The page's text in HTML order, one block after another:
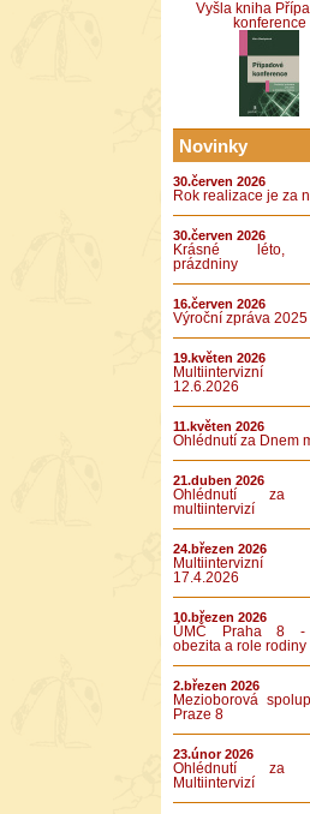
Vyšla kniha
konference
Novinky
30.červen 2026
Rok realizace je za
30.červen 2026
Krásné léto,
prázdniny
16.červen 2026
Výroční zpráva 2025
19.květen 2026
Multiintervizní
12.6.2026
11.květen 2026
Ohlédnutí za Dnem
21.duben 2026
Ohlédnutí za
multiintervizí
24.březen 2026
Multiintervizní
17.4.2026
10.březen 2026
ÚMČ Praha 8 -
obezita a role rodiny
2.březen 2026
Mezioborová
Praze 8
23.únor 2026
Ohlédnutí za
Multiintervizí